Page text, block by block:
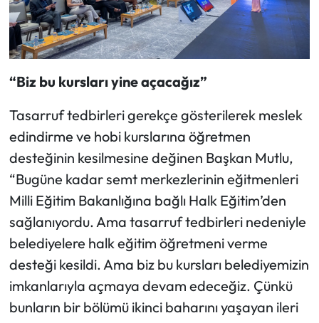
“Biz bu kursları yine açacağız”
Tasarruf tedbirleri gerekçe gösterilerek meslek
edindirme ve hobi kurslarına öğretmen
desteğinin kesilmesine değinen Başkan Mutlu,
“Bugüne kadar semt merkezlerinin eğitmenleri
Milli Eğitim Bakanlığına bağlı Halk Eğitim’den
sağlanıyordu. Ama tasarruf tedbirleri nedeniyle
belediyelere halk eğitim öğretmeni verme
desteği kesildi. Ama biz bu kursları belediyemizin
imkanlarıyla açmaya devam edeceğiz. Çünkü
bunların bir bölümü ikinci baharını yaşayan ileri